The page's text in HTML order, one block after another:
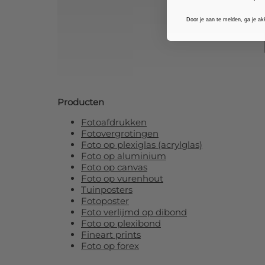
Producten
Fotoafdrukken
Fotovergrotingen
Foto op plexiglas (acrylglas)
Foto op aluminium
Foto op canvas
Foto op vurenhout
Tuinposters
Fotoposter
Foto verlijmd op dibond
Foto op plexibond
Fineart prints
Foto op forex
Door je aan te melden, ga je